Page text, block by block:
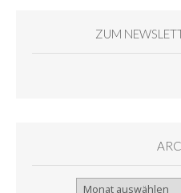
ZUM
Archiv